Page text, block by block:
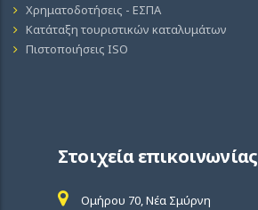
Χρηματοδοτήσεις - ΕΣΠΑ
Κατάταξη τουριστικών καταλυμάτων
Πιστοποιήσεις ISO
Στοιχεία επικοινωνίας
Ομήρου 70, Νέα Σμύρνη